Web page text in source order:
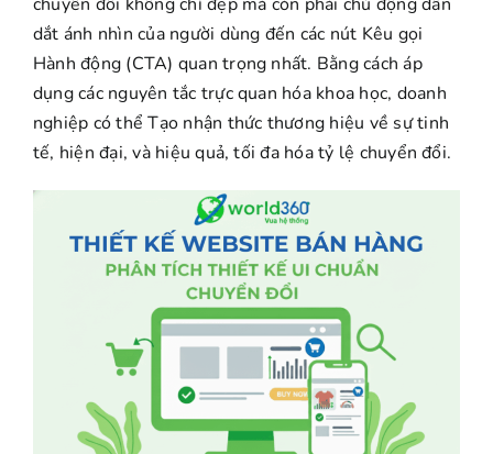
dắt ánh nhìn của người dùng đến các nút Kêu gọi
Hành động (CTA) quan trọng nhất. Bằng cách áp
dụng các nguyên tắc trực quan hóa khoa học, doanh
nghiệp có thể Tạo nhận thức thương hiệu về sự tinh
tế, hiện đại, và hiệu quả, tối đa hóa tỷ lệ chuyển đổi.